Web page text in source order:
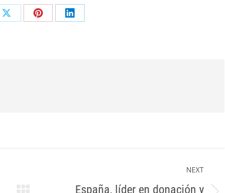
Share Share Share
NEXT
España, líder en donación y